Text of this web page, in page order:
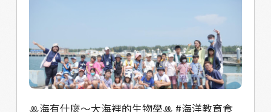
ꔛ海有什麼～大海裡的生物學ꔛ #海洋教育食